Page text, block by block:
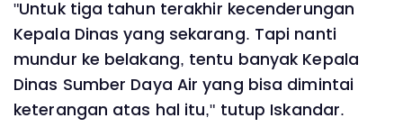
"Untuk tiga tahun terakhir kecenderungan
Kepala Dinas yang sekarang. Tapi nanti
mundur ke belakang, tentu banyak Kepala
Dinas Sumber Daya Air yang bisa dimintai
keterangan atas hal itu," tutup Iskandar.